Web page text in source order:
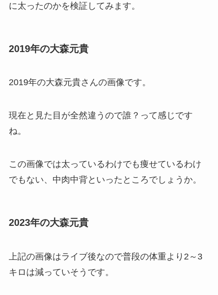
に太ったのかを検証してみます。
2019年の大森元貴
2019年の大森元貴さんの画像です。
現在と見た目が全然違うので誰？って感じです
ね。
この画像では太っているわけでも痩せているわけ
でもない、中肉中背といったところでしょうか。
2023年の大森元貴
上記の画像はライブ後なので普段の体重より2～3
キロは減っていそうです。